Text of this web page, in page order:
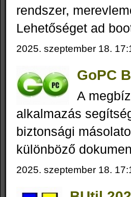
rendszer,
Lehetőséget ad
2025. szeptember 18.
GoPC
A
alkalmazás
biztonsági
különböző
2025. szeptember 18.